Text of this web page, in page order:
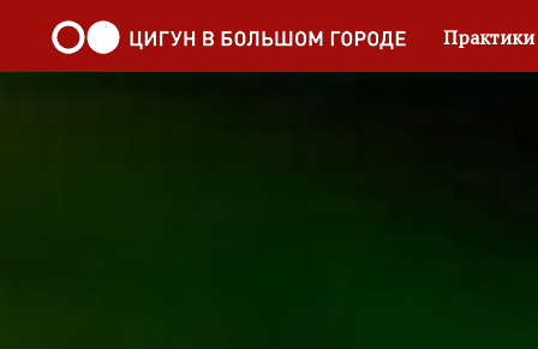
Практики